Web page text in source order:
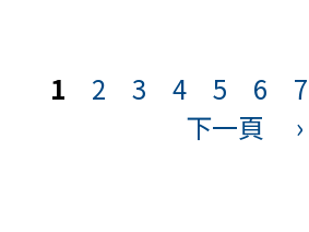
1 2 3 4 5 6 7
下一頁
›